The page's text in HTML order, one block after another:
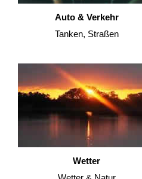
Auto & Verkehr
Tanken, Straßen
Wetter